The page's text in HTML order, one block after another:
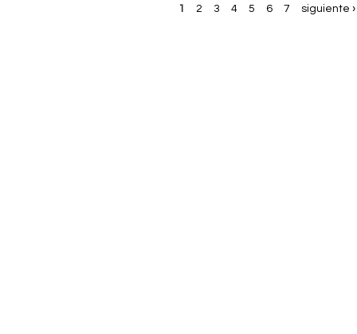
1 2 3 4 5 6 7 siguiente ›